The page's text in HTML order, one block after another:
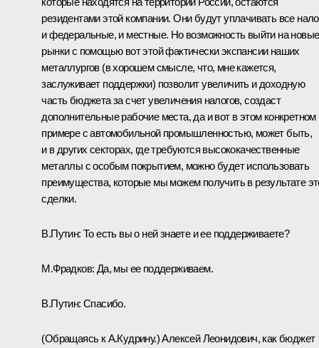
резидентами этой компании. Они будут уплачивать все
и федеральные, и местные. Но возможность выйти на новые
рынки с помощью вот этой фактически экспансии наших
металлургов (в хорошем смысле, что, мне кажется,
заслуживает поддержки) позволит увеличить и доходную
часть бюджета за счет увеличения налогов, создаст
дополнительные рабочие места, да и вот в этом конкретном
примере с автомобильной промышленностью, может быть,
и в других секторах, где требуются высококачественные
металлы с особым покрытием, можно будет использовать
преимущества, которые мы можем получить в результате
сделки.
В.Путин: То есть вы о ней знаете и ее поддерживаете?
М.Фрадков: Да, мы ее поддерживаем.
В.Путин: Спасибо.
(Обращаясь к А.Кудрину.) Алексей Леонидович, как бюджет